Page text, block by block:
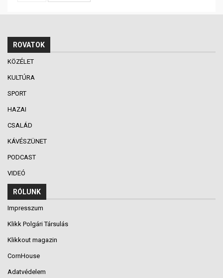
ROVATOK
KÖZÉLET
KULTÚRA
SPORT
HAZAI
CSALÁD
KÁVÉSZÜNET
PODCAST
VIDEÓ
RÓLUNK
Impresszum
Klikk Polgári Társulás
Klikkout magazin
CornHouse
Adatvédelem